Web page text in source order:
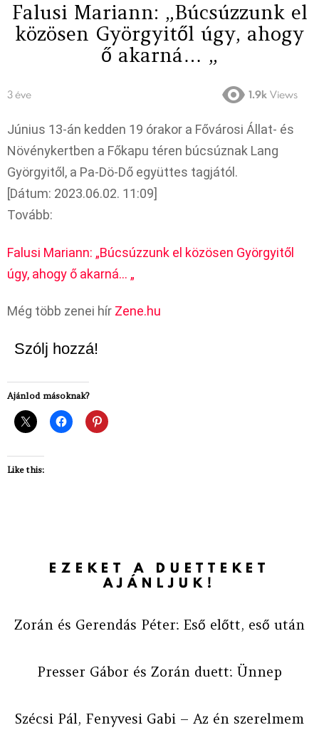
Falusi Mariann: „Búcsúzzunk el
közösen Györgyitől úgy, ahogy
ő akarná… „
3 éve 1.9k Views
Június 13-án kedden 19 órakor a Fővárosi Állat- és
Növénykertben a Főkapu téren búcsúznak Lang
Györgyitől, a Pa-Dö-Dő együttes tagjától.
[Dátum: 2023.06.02. 11:09]
Tovább:
Falusi Mariann: „Búcsúzzunk el közösen Györgyitől
úgy, ahogy ő akarná… „
Még több zenei hír Zene.hu
Szólj hozzá!
Ajánlod másoknak?
Like this:
EZEKET A DUETTEKET
AJÁNLJUK!
Zorán és Gerendás Péter: Eső előtt, eső után
Presser Gábor és Zorán duett: Ünnep
Szécsi Pál, Fenyvesi Gabi – Az én szerelmem